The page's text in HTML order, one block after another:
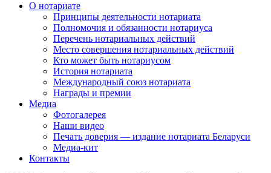
О нотариате
Принципы деятельности нотариата
Полномочия и обязанности нотариуса
Перечень нотариальных действий
Место совершения нотариальных действий
Кто может быть нотариусом
История нотариата
Международный союз нотариата
Награды и премии
Медиа
Фотогалерея
Наши видео
Печать доверия — издание нотариата Беларуси
Медиа-кит
Контакты